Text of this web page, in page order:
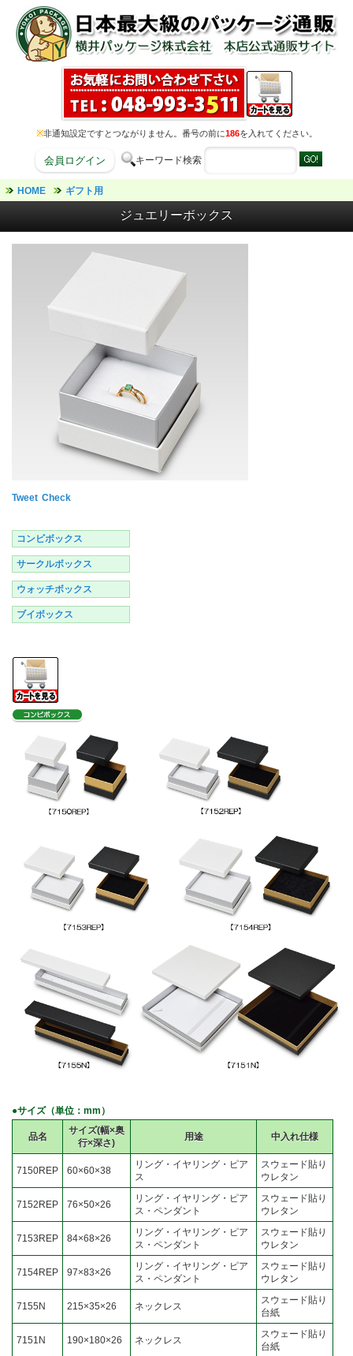
※非通知設定ですとつながりません。番号の前に186を入れてください。
会員ログイン キーワード検索
HOME ギフト用
ジュエリーボックス
Tweet Check
コンビボックス
サークルボックス
ウォッチボックス
ブイボックス
●サイズ（単位：mm）
品名
サイズ(幅×奥
行×深さ)
用途 中入れ仕様
7150REP 60×60×38
リング・イヤリング・ピア
ス
スウェード貼り
ウレタン
7152REP 76×50×26
リング・イヤリング・ピア
ス・ペンダント
スウェード貼り
ウレタン
7153REP 84×68×26
リング・イヤリング・ピア
ス・ペンダント
スウェード貼り
ウレタン
7154REP 97×83×26
リング・イヤリング・ピア
ス・ペンダント
スウェード貼り
ウレタン
7155N 215×35×26 ネックレス
スウェード貼り
台紙
7151N 190×180×26 ネックレス
スウェード貼り
台紙